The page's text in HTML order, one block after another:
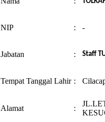
NIP : -
Jabatan : Staff
Tempat Tanggal Lahir :
Alamat :